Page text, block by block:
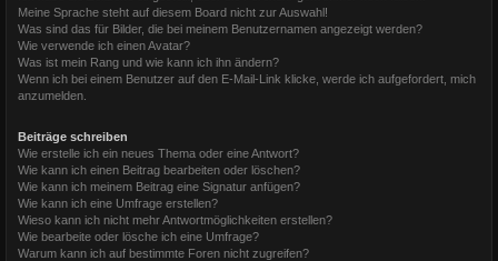
Meine Sprache steht auf diesem Board nicht zur Auswahl!
Was sind das für Bilder, die bei meinem Benutzernamen angezeigt werden?
Wie verwende ich einen Avatar?
Was ist mein Rang und wie kann ich ihn ändern?
Wenn ich bei einem Benutzer auf den E-Mail-Link klicke, werde ich aufgefordert, mich
anzumelden.
Beiträge schreiben
Wie erstelle ich ein neues Thema oder eine Antwort?
Wie kann ich einen Beitrag bearbeiten oder löschen?
Wie kann ich meinem Beitrag eine Signatur anfügen?
Wie kann ich eine Umfrage erstellen?
Wieso kann ich nicht mehr Antwortmöglichkeiten erstellen?
Wie bearbeite oder lösche ich eine Umfrage?
Warum kann ich auf bestimmte Foren nicht zugreifen?